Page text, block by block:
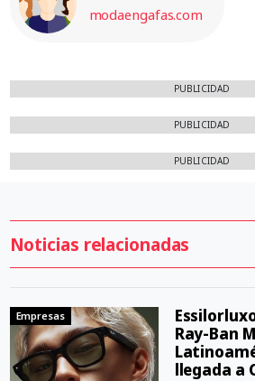
modaengafas.com
PUBLICIDAD
PUBLICIDAD
PUBLICIDAD
Noticias relacionadas
Empresas
Ray-Ban
llegada a